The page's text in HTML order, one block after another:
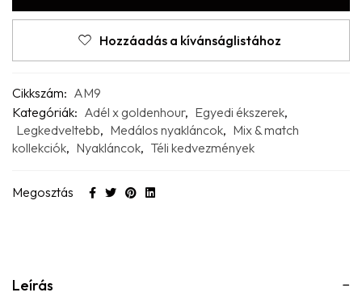
Hozzáadás a kívánságlistához
Cikkszám: AM9
Kategóriák: Adél x goldenhour, Egyedi ékszerek,
Legkedveltebb, Medálos nyakláncok, Mix & match
kollekciók, Nyakláncok, Téli kedvezmények
Megosztás
Leírás